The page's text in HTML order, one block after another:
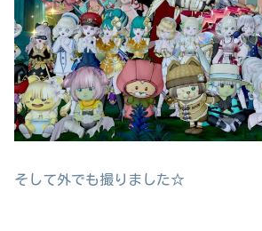
そして外でも撮りました☆